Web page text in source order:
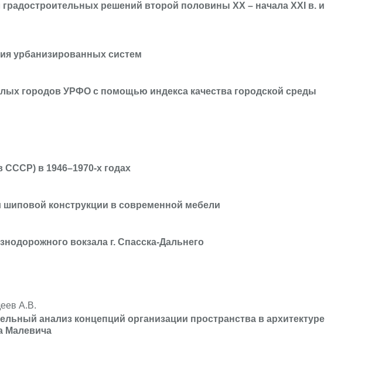
градостроительных решений второй половины ХХ – начала XXI в. и
урбанизированных систем
городов УРФО с помощью индекса качества городской среды
в 1946–1970-х годах
конструкции в современной мебели
вокзала г. Спасска-Дальнего
А.В.
анализ концепций организации пространства в архитектуре
Малевича